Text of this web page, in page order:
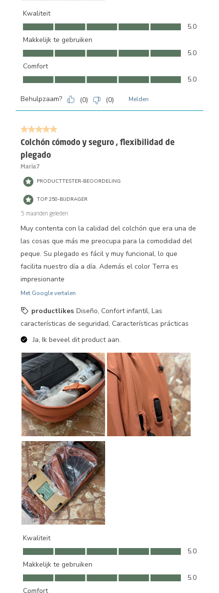
Kwaliteit
Kwaliteit, 5.0 van 5
5.0
Makkelijk te gebruiken
Makkelijk te gebruiken, 5.0 van 5
5.0
Comfort
Comfort, 5.0 van 5
5.0
Behulpzaam? (0) (0) Melden
5 van 5 sterren.
Colchón cómodo y seguro , flexibilidad de
plegado
Maria7
PRODUCTTESTER-BEOORDELING
TOP 250-BIJDRAGER
5 maanden geleden
Muy contenta con la calidad del colchón que era una de
las cosas que más me preocupa para la comodidad del
peque. Su plegado es fácil y muy funcional, lo que
facilita nuestro día a día. Además el color Terra es
impresionante
Met Google vertalen
productlikes Diseño, Confort infantil, Las
características de seguridad, Características prácticas
Ja, Ik beveel dit product aan.
Kwaliteit
Kwaliteit, 5.0 van 5
5.0
Makkelijk te gebruiken
Makkelijk te gebruiken, 5.0 van 5
5.0
Comfort